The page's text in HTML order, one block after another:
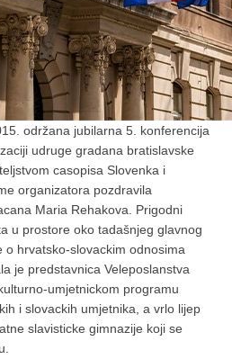
održana jubilarna 5. konferencija
udruge gradana bratislavske
casopisa Slovenka i
organizatora pozdravila
Maria Rehakova. Prigodni
u prostore oko tadašnjeg glavnog
hrvatsko-slovackim odnosima
je predstavnica Veleposlanstva
umjetnickom programu
i slovackih umjetnika, a vrlo lijep
slavisticke gimnazije koji se